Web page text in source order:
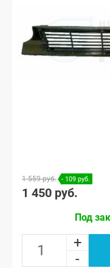
1 559 руб. - 109 руб.
1 450 руб.
Под
+
-